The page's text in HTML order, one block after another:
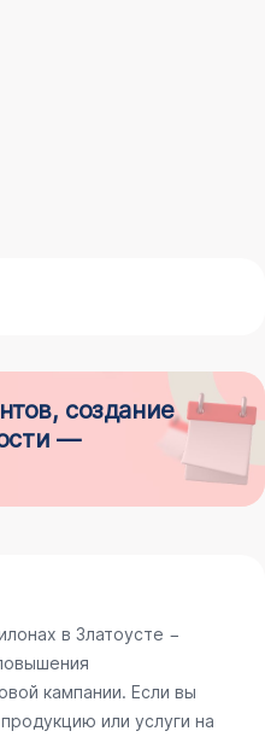
создание
—
в Златоусте −
кампании. Если вы
или услуги на